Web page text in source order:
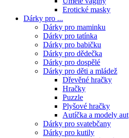
Erotické masky
Dárky pro ...
Dárky pro maminku
Dárky pro tatínka
Dárky pro babičku
Dárky pro dědečka
Dárky pro dospělé
Dárky pro děti a mládež
Dřevěné hračky
Hračky
Puzzle
Plyšové hračky
Autíčka a modely aut
Dárky pro svatebčany
Dárky pro kutily